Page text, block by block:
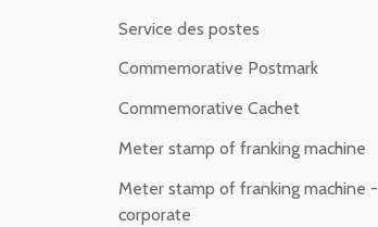
Service des postes
Commemorative Postmark
Commemorative Cachet
Meter stamp of franking machine
Meter stamp of franking machine -
corporate